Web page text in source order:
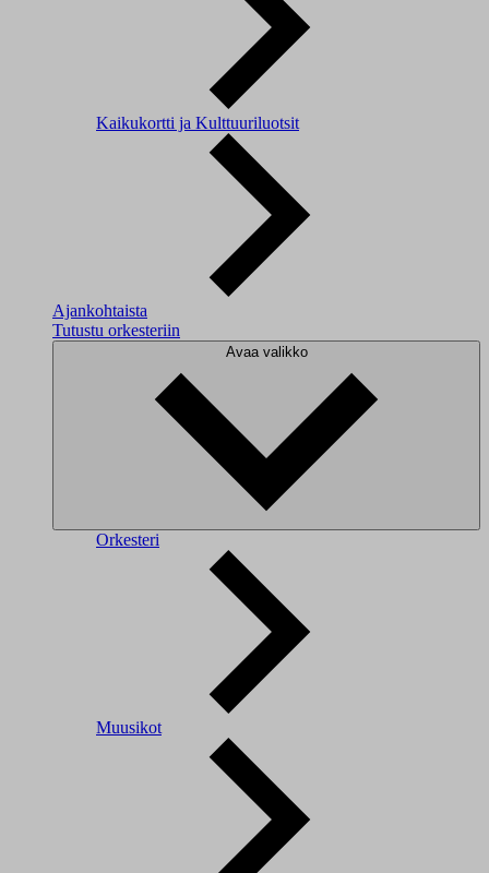
Kaikukortti ja Kulttuuriluotsit
Ajankohtaista
Tutustu orkesteriin
Avaa valikko
Orkesteri
Muusikot